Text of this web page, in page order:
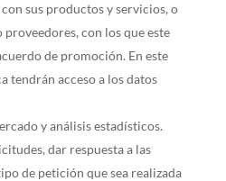
sus productos y servicios, o
con los que este
de promoción. En este
tendrán acceso a los datos
y análisis estadísticos.
dar respuesta a las
de petición que sea realizada